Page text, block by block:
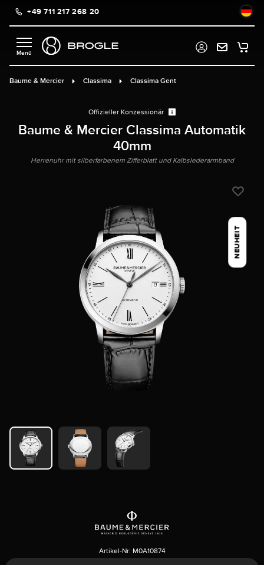
springen
+49 711 217 268 20
Baume & Mercier Classima Classima Gent
Offizieller Konzessionär
Baume & Mercier Classima Automatik
40mm
Herrenuhr mit silberfarbenem Zifferblatt und Kalbslederarmband
NEUHEIT
Artikel-Nr: M0A10874